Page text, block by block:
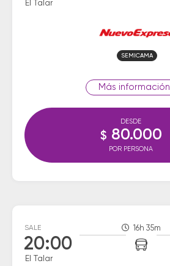
El Talar
SEMICAMA
información
DESDE
$ 80.000
POR PERSONA
SALE
20:00
El Talar
16h 35m